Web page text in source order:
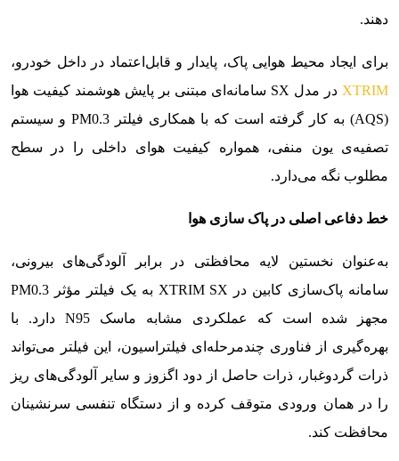
دهند.
برای ایجاد محیط هوایی پاک، پایدار و قابل‌اعتماد در داخل خودرو،
XTRIM
در مدل SX سامانه‌ای مبتنی بر پایش هوشمند کیفیت هوا
(AQS) به کار گرفته است که با همکاری فیلتر PM0.3 و سیستم
تصفیه‌ی یون منفی، همواره کیفیت هوای داخلی را در سطح
مطلوب نگه می‌دارد.
خط دفاعی اصلی در پاک سازی هوا
به‌عنوان نخستین لایه محافظتی در برابر آلودگی‌های بیرونی،
سامانه پاک‌سازی کابین در XTRIM SX به یک فیلتر مؤثر PM0.3
مجهز شده است که عملکردی مشابه ماسک N95 دارد. با
بهره‌گیری از فناوری چندمرحله‌ای فیلتراسیون، این فیلتر می‌تواند
ذرات گردوغبار، ذرات حاصل از دود اگزوز و سایر آلودگی‌های ریز
را در همان ورودی متوقف کرده و از دستگاه تنفسی سرنشینان
محافظت کند.